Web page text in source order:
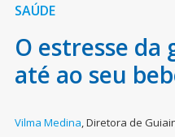
SAÚDE
O estresse da
até ao seu
Vilma Medina,Diretora de